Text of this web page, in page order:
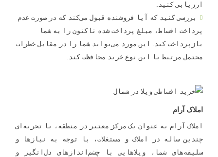
ارزیابی کنید.
بررسی کنید که آیا فروشنده قبول می‌کند که در صورت عدم
پرداخت اقساط، مبلغ پرداخت شده تاکنون را به شما
بازپرداخت کند. این مورد می‌تواند شما را در مقابل خطرات
محتمل مرتبط با این نوع خرید محافظت کند.
املاک آرام
املاک آرام به عنوان یک مرکز معتبر در منطقه، با تجربه‌ای
چندین ساله در املاک و مستغلات، با توجه به نیازها و
سلیقه‌های شما، ویلاهایی با چشم‌اندازهای دل‌انگیز و